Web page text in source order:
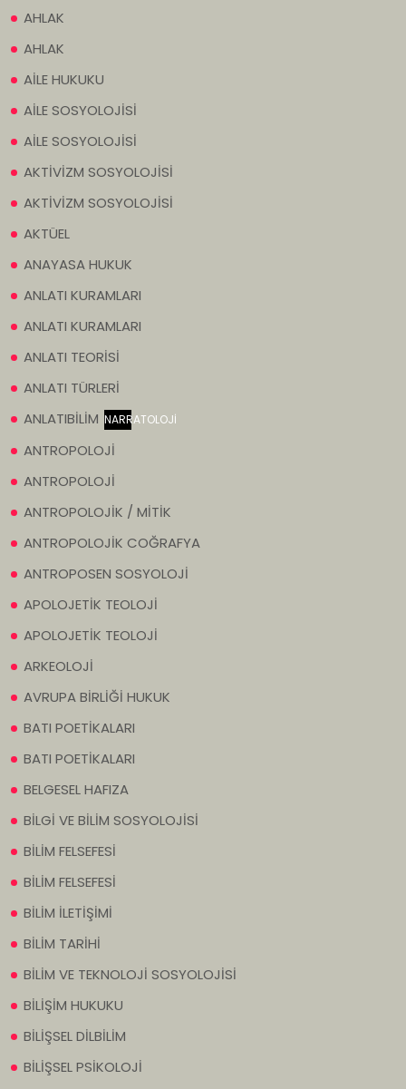
AHLAK
AHLAK
AİLE HUKUKU
AİLE SOSYOLOJİSİ
AİLE SOSYOLOJİSİ
AKTİVİZM SOSYOLOJİSİ
AKTİVİZM SOSYOLOJİSİ
AKTÜEL
ANAYASA HUKUK
ANLATI KURAMLARI
ANLATI KURAMLARI
ANLATI TEORİSİ
ANLATI TÜRLERİ
ANLATIBİLİM NARRATOLOJİ
ANTROPOLOJİ
ANTROPOLOJİ
ANTROPOLOJİK / MİTİK
ANTROPOLOJİK COĞRAFYA
ANTROPOSEN SOSYOLOJİ
APOLOJETİK TEOLOJİ
APOLOJETİK TEOLOJİ
ARKEOLOJİ
AVRUPA BİRLİĞİ HUKUK
BATI POETİKALARI
BATI POETİKALARI
BELGESEL HAFIZA
BİLGİ VE BİLİM SOSYOLOJİSİ
BİLİM FELSEFESİ
BİLİM FELSEFESİ
BİLİM İLETİŞİMİ
BİLİM TARİHİ
BİLİM VE TEKNOLOJİ SOSYOLOJİSİ
BİLİŞİM HUKUKU
BİLİŞSEL DİLBİLİM
BİLİŞSEL PSİKOLOJİ